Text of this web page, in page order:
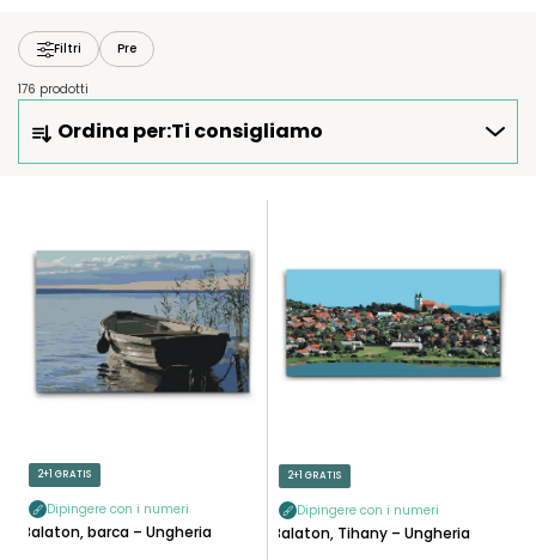
Filtri Pre
176 prodotti
D
O
R
O
D
O
Ordina per:Ti consigliamo
P
R
O
2+1 GRATIS
Dipingere con i numeri
Balaton, barca – Ungheria
2+1 GRATIS
Dipingere con i numeri
Balaton, Tihany – Ungheria